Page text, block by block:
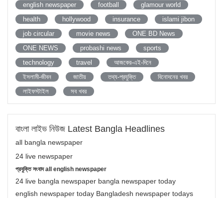
english newspaper
football
glamour world
health
hollywood insurance
islami jibon
job circular
movie news
ONE BD News
ONE NEWS
probashi news
sports
technology
travel
আজকের-এই-দিনে
ইসলামী-জীবন
জাতীয় তথ্য-প্রযুক্তি
বিনোদনের খবর
লাইফস্টাইল
সব খবর
বাংলা লাইভ নিউজ Latest Bangla Headlines
all bangla newspaper
24 live newspaper
প্রযুক্তি সংবাদ all english newspaper
24 live bangla newspaper bangla newspaper today
english newspaper today Bangladesh newspaper todays